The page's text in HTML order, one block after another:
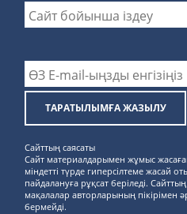
ТАРАТЫЛЫМҒА ЖАЗЫЛУ
Сайттың саясаты
Сайт материалдарымен жұмыс
міндетті түрде гиперсілтеме жасай
пайдалануға рұқсат беріледі.
мақалалар авторларының пікірімен
бермейді.